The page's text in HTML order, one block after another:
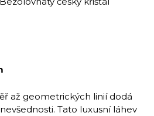
až geometrických linií dodá
Tato luxusní láhev